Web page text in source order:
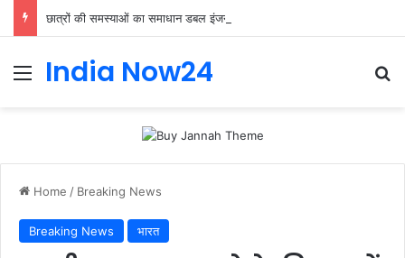
India Now24
Home / Breaking News
Breaking News भारत